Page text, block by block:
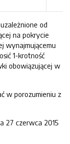
od
na pokrycie
wynajmującemu
1-krotność
obowiązującej w
w porozumieniu z
27 czerwca 2015